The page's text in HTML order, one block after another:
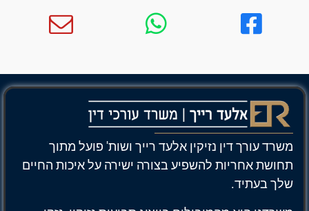
משרד עורך דין נזיקין אלעד רייך ושות' פועל מתוך
תחושת אחריות להשפיע בצורה ישירה על איכות החיים
שלך בעתיד.